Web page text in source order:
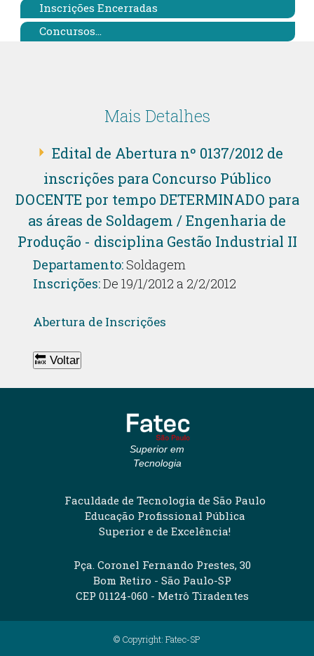
Inscrições Encerradas
Concursos...
Mais Detalhes
Edital de Abertura nº 0137/2012 de
inscrições para Concurso Público
DOCENTE por tempo DETERMINADO para
as áreas de Soldagem / Engenharia de
Produção - disciplina Gestão Industrial II
Departamento:Soldagem
Inscrições:De 19/1/2012 a 2/2/2012
Abertura de Inscrições
🔙 Voltar
Superior em
Tecnologia
Faculdade de Tecnologia de São Paulo
Educação Profissional Pública
Superior e de Excelência!
Pça. Coronel Fernando Prestes, 30
Bom Retiro - São Paulo-SP
CEP 01124-060 - Metrô Tiradentes
© Copyright: Fatec-SP